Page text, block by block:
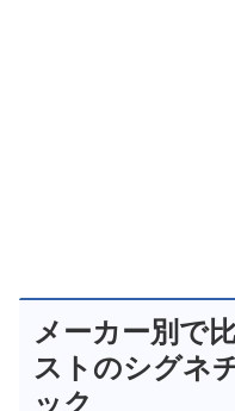
メーカー別で
ストのシグネ
ック